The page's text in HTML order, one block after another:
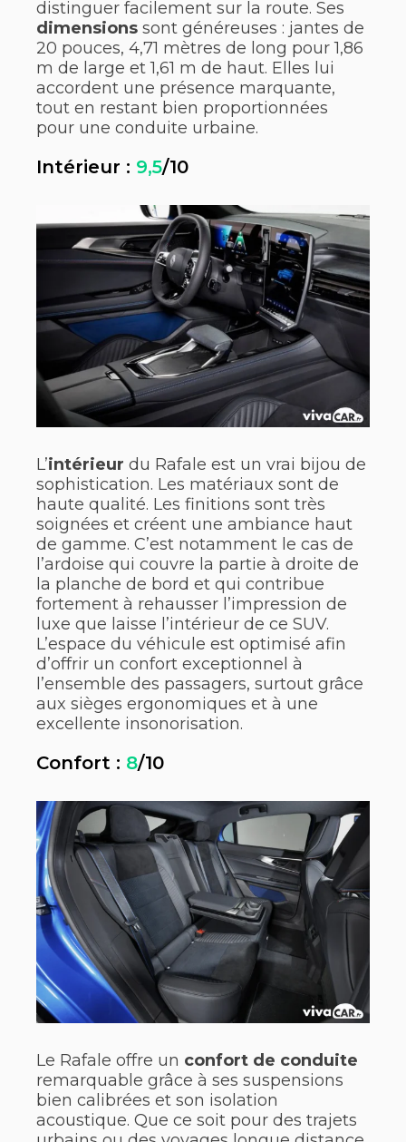
distinguer facilement sur la route. Ses
dimensions sont généreuses : jantes de
20 pouces, 4,71 mètres de long pour 1,86
m de large et 1,61 m de haut. Elles lui
accordent une présence marquante,
tout en restant bien proportionnées
pour une conduite urbaine.
Intérieur : 9,5/10
L’intérieur du Rafale est un vrai bijou de
sophistication. Les matériaux sont de
haute qualité. Les finitions sont très
soignées et créent une ambiance haut
de gamme. C’est notamment le cas de
l’ardoise qui couvre la partie à droite de
la planche de bord et qui contribue
fortement à rehausser l’impression de
luxe que laisse l’intérieur de ce SUV.
L’espace du véhicule est optimisé afin
d’offrir un confort exceptionnel à
l’ensemble des passagers, surtout grâce
aux sièges ergonomiques et à une
excellente insonorisation.
Confort : 8/10
Le Rafale offre un confort de conduite
remarquable grâce à ses suspensions
bien calibrées et son isolation
acoustique. Que ce soit pour des trajets